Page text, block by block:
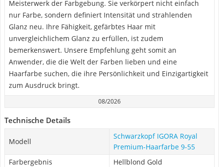
Meisterwerk der Farbgebung. Sie verkörpert nicht einfach
nur Farbe, sondern definiert Intensität und strahlenden
Glanz neu. Ihre Fähigkeit, gefärbtes Haar mit
unvergleichlichem Glanz zu erfüllen, ist zudem
bemerkenswert. Unsere Empfehlung geht somit an
Anwender, die die Welt der Farben lieben und eine
Haarfarbe suchen, die ihre Persönlichkeit und Einzigartigkeit
zum Ausdruck bringt.
08/2026
Technische Details
Modell
Schwarzkopf IGORA Royal
Premium-Haarfarbe 9-55
Farbergebnis
Hellblond Gold